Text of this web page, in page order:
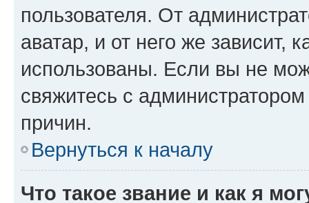
пользователя. От
аватар, и от него же зависит,
использованы. Если вы не
свяжитесь с
причин.
Вернуться к началу
Что такое звание и как я